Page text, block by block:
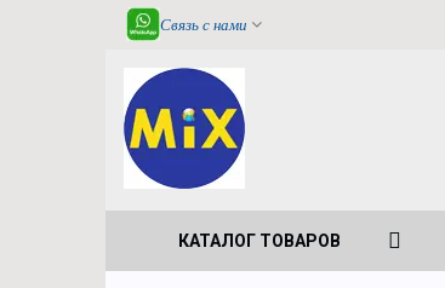
Связь с нами
КАТАЛОГ ТОВАРОВ